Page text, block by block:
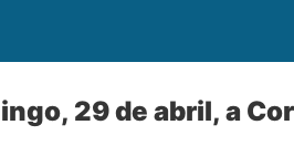
29 de abril, a